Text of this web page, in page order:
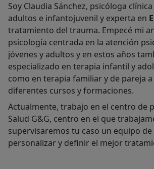
Soy Claudia Sánchez, psicóloga
adultos e infantojuvenil y experta en
tratamiento del trauma. Empecé mi
psicología centrada en la atención
jóvenes y adultos y en estos años
especializado en terapia infantil y
como en terapia familiar y de pareja
diferentes cursos y formaciones.
Actualmente, trabajo en el centro de
Salud G&G, centro en el que
supervisaremos tu caso un equipo
personalizar y definir el mejor